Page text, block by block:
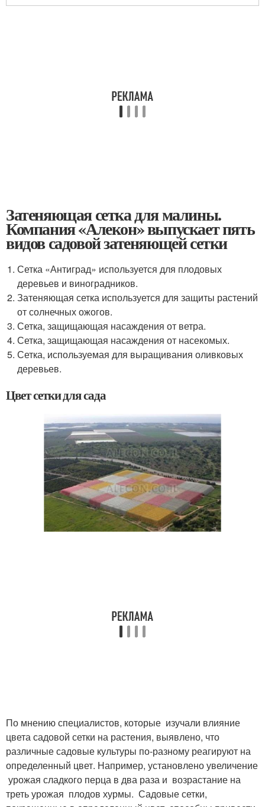
Затеняющая сетка для малины.
Компания «Алекон» выпускает пять
видов садовой затеняющей сетки
Сетка «Антиград» используется для плодовых
деревьев и виноградников.
Затеняющая сетка используется для защиты растений
от солнечных ожогов.
Сетка, защищающая насаждения от ветра.
Сетка, защищающая насаждения от насекомых.
Сетка, используемая для выращивания оливковых
деревьев.
Цвет сетки для сада
По мнению специалистов, которые изучали влияние
цвета садовой сетки на растения, выявлено, что
различные садовые культуры по-разному реагируют на
определенный цвет. Например, установлено увеличение
урожая сладкого перца в два раза и возрастание на
треть урожая плодов хурмы. Садовые сетки,